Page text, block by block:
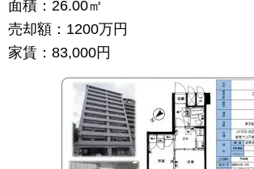
面積：26.00㎡
売却額：1200万円
家賃：83,000円